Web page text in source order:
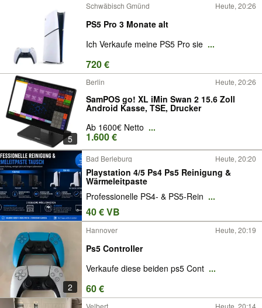
Schwäbisch Gmünd Heute, 20:26
PS5 Pro 3 Monate alt
Ich Verkaufe meine PS5 Pro sie ...
720 €
5
Berlin Heute, 20:26
SamPOS go! XL iMin Swan 2 15.6 Zoll
Android Kasse, TSE, Drucker
Ab 1600€ Netto ...
1.600 €
Bad Berleburg Heute, 20:20
Playstation 4/5 Ps4 Ps5 Reinigung &
Wärmeleitpaste
Professionelle PS4- & PS5-Rein ...
40 € VB
2
Hannover Heute, 20:19
Ps5 Controller
Verkaufe diese beiden ps5 Cont ...
60 €
Velbert Heute, 20:14